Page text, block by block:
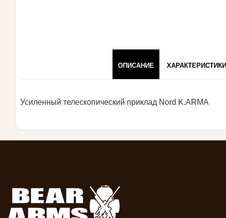
ОПИСАНИЕ ХАРАКТЕРИСТИКИ
Усиленный телескопический приклад Nord K.ARMA